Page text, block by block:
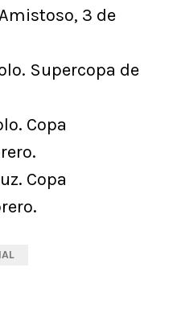
3 de
Supercopa de
Copa
Copa